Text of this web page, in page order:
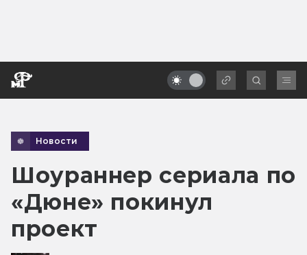
Новости
Шоураннер сериала по
«Дюне» покинул
проект